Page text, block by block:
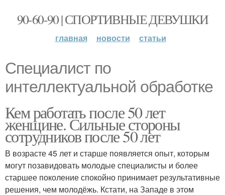
90-60-90 | СПОРТИВНЫЕ ДЕВУШКИ
главная новости статьи
Специалист по
интеллектуальной обработке
Кем работать после 50 лет
женщине. Сильные стороны
сотрудников после 50 лет
В возрасте 45 лет и старше появляется опыт, которым
могут позавидовать молодые специалисты и более
старшее поколение спокойно принимает результативные
решения, чем молодёжь. Кстати, на Западе в этом